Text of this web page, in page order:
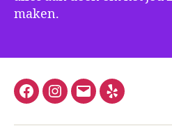
maken.
FacebookInstagram
E-
Yelp